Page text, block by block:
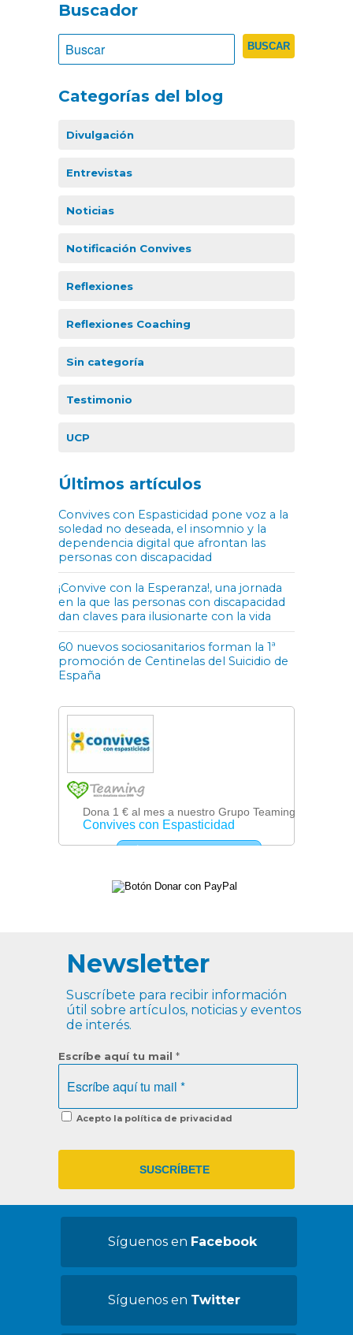
Buscador
Categorías del blog
Divulgación
Entrevistas
Noticias
Notificación Convives
Reflexiones
Reflexiones Coaching
Sin categoría
Testimonio
UCP
Últimos artículos
Convives con Espasticidad pone voz a la
soledad no deseada, el insomnio y la
dependencia digital que afrontan las
personas con discapacidad
¡Convive con la Esperanza!, una jornada
en la que las personas con discapacidad
dan claves para ilusionarte con la vida
60 nuevos sociosanitarios forman la 1ª
promoción de Centinelas del Suicidio de
España
Newsletter
Suscríbete para recibir información
útil sobre artículos, noticias y eventos
de interés.
Escríbe aquí tu mail *
Acepto la política de privacidad
Síguenos en Facebook
Síguenos en Twitter